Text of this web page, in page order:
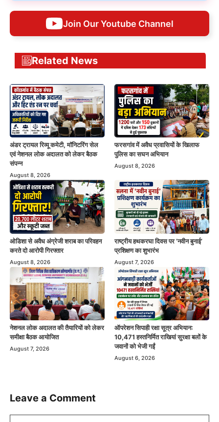
Join Our Youtube Channel
Related News
अंडर ट्रायल रिव्यू कमेटी, मॉनिटरिंग सेल
एवं नेशनल लोक अदालत को लेकर बैठक
संपन्न
August 8, 2026
फरसगांव में अवैध प्रवासियों के खिलाफ
पुलिस का सघन अभियान
August 8, 2026
ओडिशा से अवैध अंग्रेजी शराब का परिवहन
करते दो आरोपी गिरफ्तार
August 8, 2026
राष्ट्रीय हथकरघा दिवस पर ‘नवीन बुनाई’
प्रशिक्षण का शुभारंभ
August 7, 2026
नेशनल लोक अदालत की तैयारियों को लेकर
समीक्षा बैठक आयोजित
August 7, 2026
ऑपरेशन सिपाही रक्षा सूत्र अभियान:
10,471 हस्तनिर्मित राखियां सुरक्षा बलों के
जवानों को भेजी गईं
August 6, 2026
Leave a Comment